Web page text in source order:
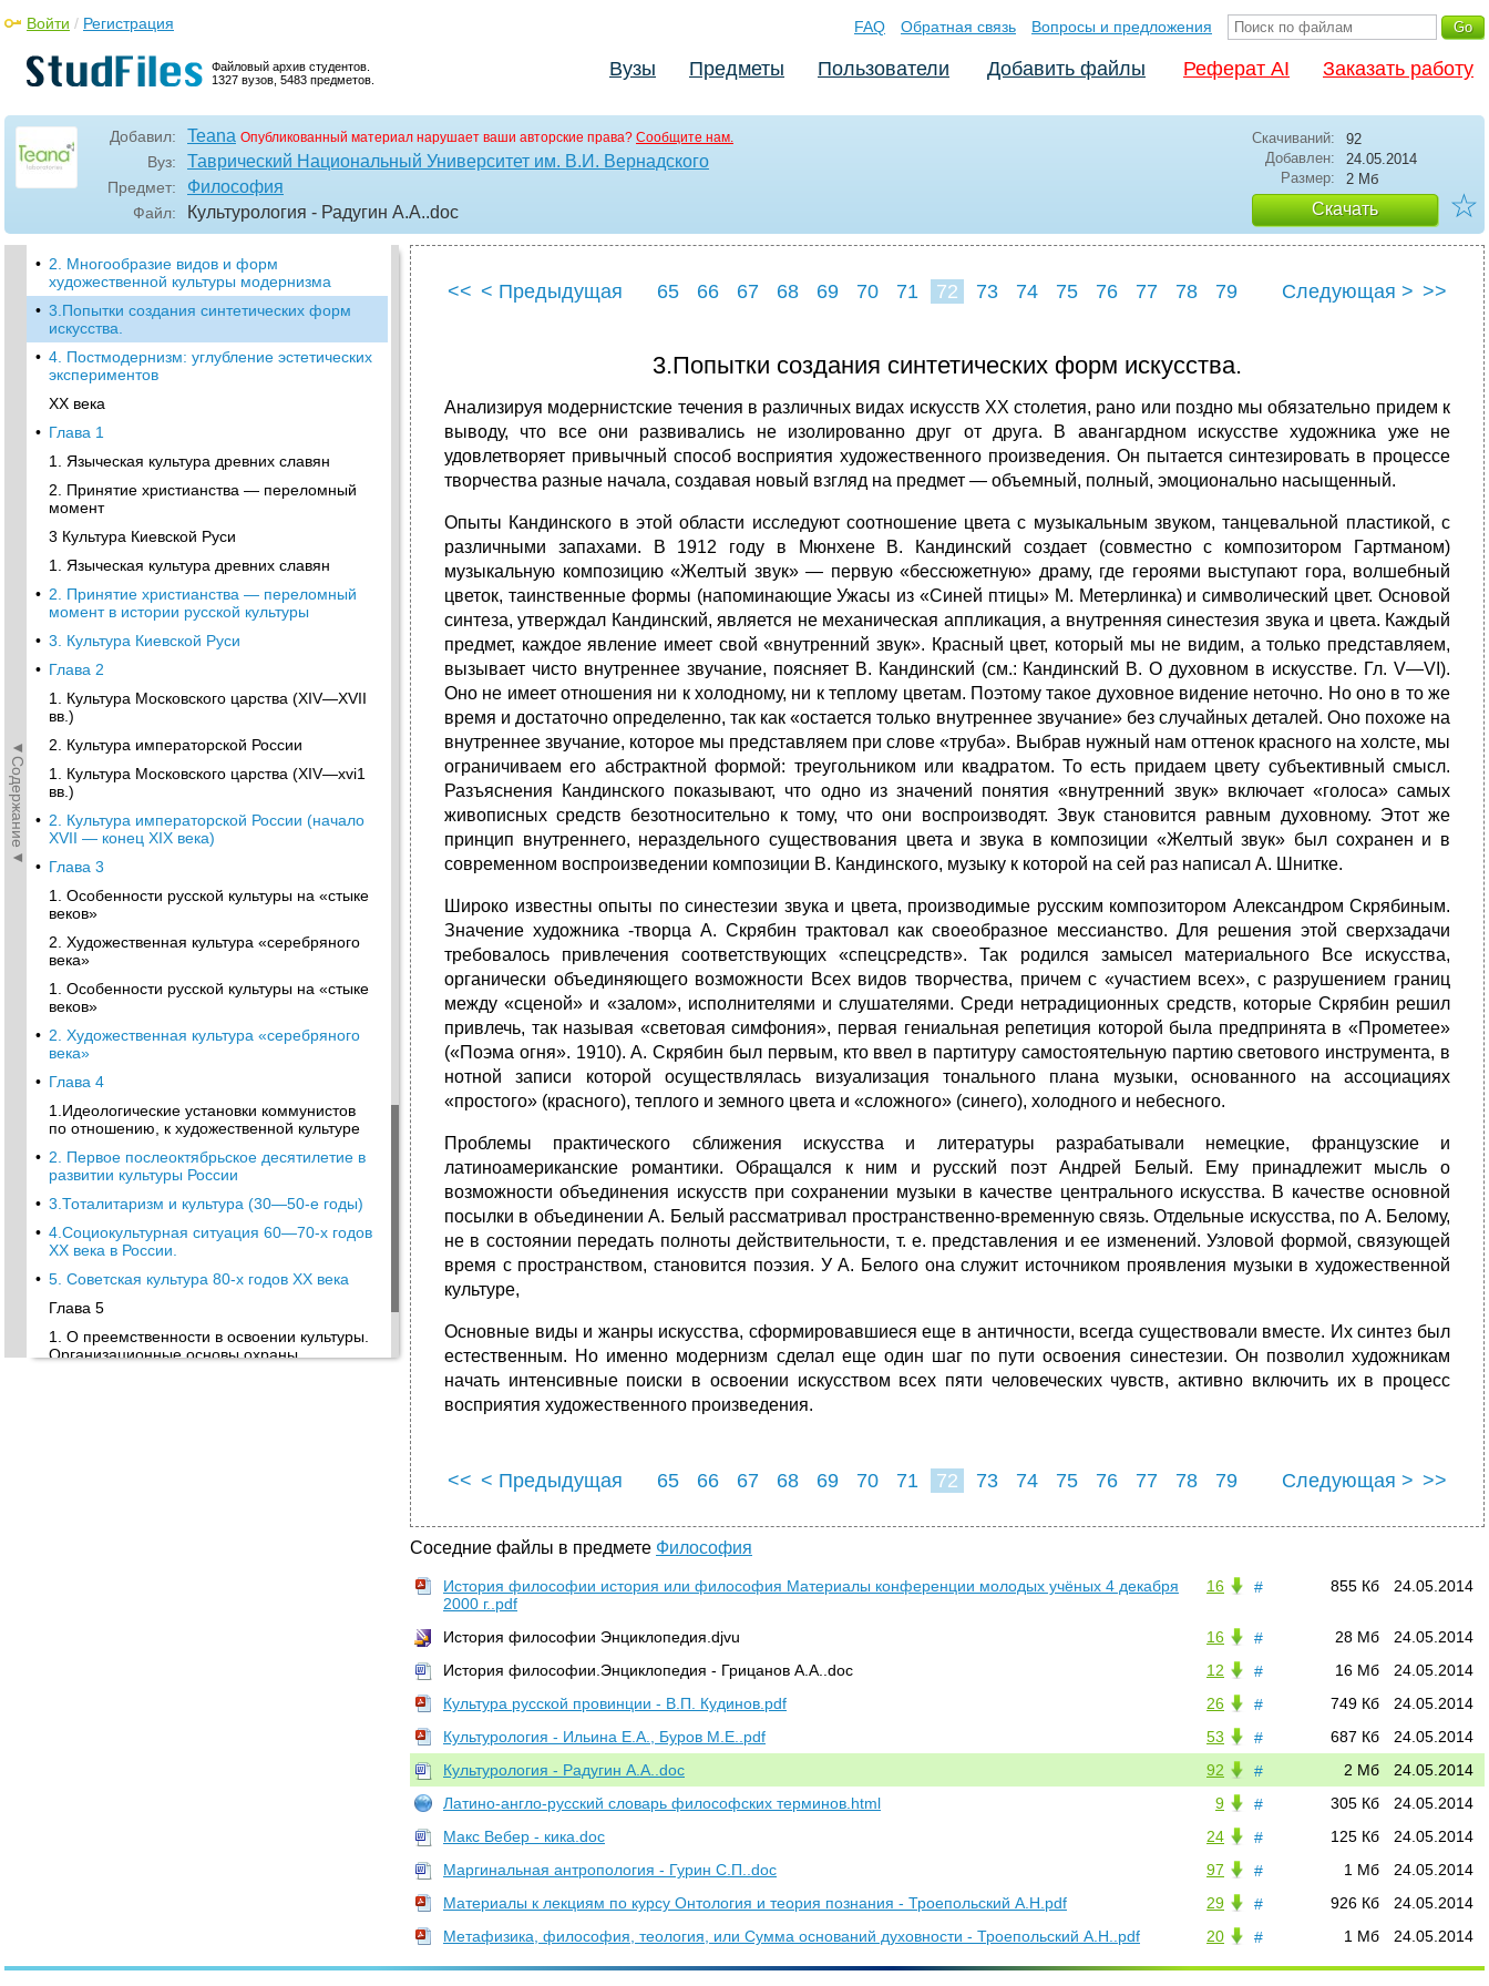
Файловый архив студентов.
1327 вузов, 5483 предметов.
Войти / Регистрация FAQ Обратная связь Вопросы и предложения
Вузы Предметы Пользователи Добавить файлы Реферат AI Заказать работу
Добавил: Teana Опубликованный материал нарушает ваши авторские права? Сообщите нам.
Вуз: Таврический Национальный Университет им. В.И. Вернадского
Предмет: Философия
Файл: Культурология - Радугин А.А..doc
Скачиваний:
92
Добавлен:
24.05.2014
Размер:
2 Мб
Скачать ☆
◄Содержание◄
• Глава 9
машиной
1. Противоречие между человеком и
машиной как источник кризиса культуры.
Проблема отчуждения человека от культуры
• 2. Диалог культур как средство преодоления
• Глава 10
• 2. Многообразие видов и форм
художественной культуры модернизма
• 3.Попытки создания синтетических форм
искусства.
• 4. Постмодернизм: углубление эстетических
экспериментов
XX века
• Глава 1
1. Языческая культура древних славян
2. Принятие христианства — переломный
момент
3 Культура Киевской Руси
1. Языческая культура древних славян
• 2. Принятие христианства — переломный
момент в истории русской культуры
• 3. Культура Киевской Руси
• Глава 2
1. Культура Московского царства (XIV—XVII
вв.)
2. Культура императорской России
1. Культура Московского царства (XIV—xvi1
вв.)
• 2. Культура императорской России (начало
XVII — конец XIX века)
• Глава 3
1. Особенности русской культуры на «стыке
веков»
2. Художественная культура «серебряного
века»
1. Особенности русской культуры на «стыке
веков»
• 2. Художественная культура «серебряного
века»
• Глава 4
1.Идеологические установки коммунистов
по отношению, к художественной культуре
• 2. Первое послеоктябрьское десятилетие в
развитии культуры России
• 3.Тоталитаризм и культура (30—50-е годы)
• 4.Социокультурная ситуация 60—70-х годов
XX века в России.
• 5. Советская культура 80-х годов XX века
Глава 5
1. О преемственности в освоении культуры.
Организационные основы охраны
<< < Предыдущая 65 66 67 68 69 70 71 72 73 74 75 76 77 78
79
Следующая > >>
3.Попытки создания синтетических форм искусства.
Анализируя модернистские течения в различных видах искусств XX столетия, рано или поздно мы обязательно придем к
выводу, что все они развивались не изолированно друг от друга. В авангардном искусстве художника уже не
удовлетворяет привычный способ вос­приятия художественного произведения. Он пытается синтезиро­вать в процессе
творчества разные начала, создавая новый взгляд на предмет — объемный, полный, эмоционально насыщенный.
Опыты Кандинского в этой области исследуют соотношение цвета с музыкальным звуком, танцевальной пластикой, с
различны­ми запахами. В 1912 году в Мюнхене В. Кандинский создает (совме­стно с композитором Гартманом)
музыкальную композицию «Жел­тый звук» — первую «бессюжетную» драму, где героями выступают гора, волшебный
цветок, таинственные формы (напоминающие Ужасы из «Синей птицы» М. Метерлинка) и символический цвет. Основой
синтеза, утверждал Кандинский, является не механичес­кая аппликация, а внутренняя синестезия звука и цвета. Каждый
предмет, каждое явление имеет свой «внутренний звук». Красный цвет, который мы не видим, а только представляем,
вызывает чисто внутреннее звучание, поясняет В. Кандинский (см.: Кандинский В. О духовном в искусстве. Гл. V—VI).
Оно не имеет отношения ни к холодному, ни к теплому цветам. Поэтому такое духовное видение неточно. Но оно в то же
время и достаточно определенно, так как «ос­тается только внутреннее звучание» без случайных деталей. Оно похоже на
внутреннее звучание, которое мы представляем при сло­ве «труба». Выбрав нужный нам оттенок красного на холсте, мы
ог­раничиваем его абстрактной формой: треугольником или квадратом. То есть придаем цвету субъективный смысл.
Разъяснения Кандин­ского показывают, что одно из значений понятия «внутренний звук» включает «голоса» самых
живописных средств безотносительно к тому, что они воспроизводят. Звук становится равным духовному. Этот же
принцип внутреннего, нераздельного существования цвета и звука в композиции «Желтый звук» был сохранен и в
современном воспроизведении композиции В. Кандинского, музыку к которой на сей раз написал А. Шнитке.
Широко известны опыты по синестезии звука и цвета, произ­водимые русским композитором Александром Скрябиным.
Значе­ние художника -творца А. Скрябин трактовал как своеобразное мес­сианство. Для решения этой сверхзадачи
требовалось привлечения соответствующих «спецсредств». Так родился замысел материаль­ного Все искусства,
органически объединяющего возможности Всех видов творчества, причем с «участием всех», с разрушением границ
между «сценой» и «залом», исполнителями и слушателями. Среди нетрадиционных средств, которые Скрябин решил
привлечь, так называя «световая симфония», первая гениальная репетиция кото­рой была предпринята в «Прометее»
(«Поэма огня». 1910). А. Скря­бин был первым, кто ввел в партитуру самостоятельную партию светового инструмента, в
нотной записи которой осуществлялась визуализация тонального плана музыки, основанного на ассоциаци­ях
«простого» (красного), теплого и земного цвета и «сложного» (си­него), холодного и небесного.
Проблемы практического сближения искусства и литературы разрабатывали немецкие, французские и
латиноамериканские ро­мантики. Обращался к ним и русский поэт Андрей Белый. Ему при­надлежит мысль о
возможности объединения искусств при сохране­нии музыки в качестве центрального искусства. В качестве основной
посылки в объединении А. Белый рассматривал пространственно-временную связь. Отдельные искусства, по А. Белому,
не в состоя­нии передать полноты действительности, т. е. представления и ее из­менений. Узловой формой, связующей
время с пространством, ста­новится поэзия. У А. Белого она служит источником проявления музыки в художественной
культуре,
Основные виды и жанры искусства, сформировавшиеся еще в античности, всегда существовали вместе. Их синтез был
естествен­ным. Но именно модернизм сделал еще один шаг по пути освоения синестезии. Он позволил художникам
начать интенсивные поиски в освоении искусством всех пяти человеческих чувств, активно вклю­чить их в процесс
восприятия художественного произведения.
<< < Предыдущая 65 66 67 68 69 70 71 72 73 74 75 76 77 78
79
Следующая > >>
Соседние файлы в предмете Философия
# 24.05.2014
855 Кб
16
История философии история или философия Материалы конференции молодых учёных 4 декабря
2000 г..pdf
#
24.05.2014
28 Мб
16
История философии Энциклопедия.djvu
#
24.05.2014
16 Мб
12
История философии.Энциклопедия - Грицанов А.А..doc
#
24.05.2014
749 Кб
26
Культура русской провинции - В.П. Кудинов.pdf
#
24.05.2014
687 Кб
53
Культурология - Ильина Е.А., Буров М.Е..pdf
#
24.05.2014
2 Мб
92
Культурология - Радугин А.А..doc
#
24.05.2014
305 Кб
9
Латино-англо-русский словарь философских терминов.html
#
24.05.2014
125 Кб
24
Макс Вебер - кика.doc
#
24.05.2014
1 Мб
97
Маргинальная антропология - Гурин С.П..doc
#
24.05.2014
926 Кб
29
Материалы к лекциям по курсу Онтология и теория познания - Троепольский А.Н.pdf
#
24.05.2014
1 Мб
20
Метафизика, философия, теология, или Сумма оснований духовности - Троепольский А.Н..pdf